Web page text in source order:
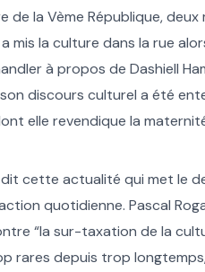
de la Vème République,
mis la culture dans la rue
à propos de Dashiell
son discours culturel a été
elle revendique la
cette actualité qui met le
quotidienne. Pascal
“la sur-taxation de la
rares depuis trop